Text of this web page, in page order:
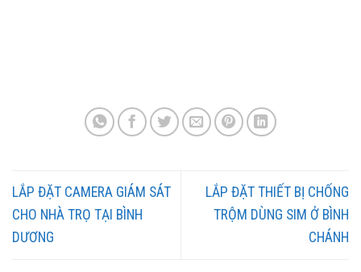
LẮP ĐẶT CAMERA GIÁM SÁT
CHO NHÀ TRỌ TẠI BÌNH
DƯƠNG
LẮP ĐẶT THIẾT BỊ CHỐNG
TRỘM DÙNG SIM Ở BÌNH
CHÁNH